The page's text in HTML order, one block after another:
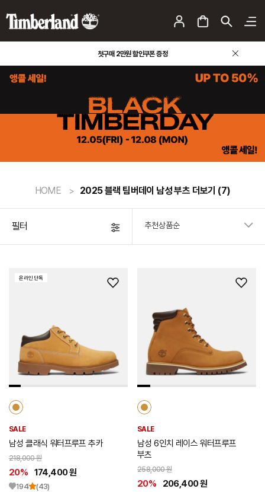
첫구매 2만원 할인쿠폰 증정
HOME 2025 블랙 팀버데이 남성 부츠 더보기 (7)
필터
위
추
가
온라인 단독
SALE
남성 클래식 워터프루프 추카
218,000 원
20% 174,400 원
194 (43)
위
추
가
SALE
남성 6인치 레이스 워터프루프
부츠
258,000 원
20% 206,400 원